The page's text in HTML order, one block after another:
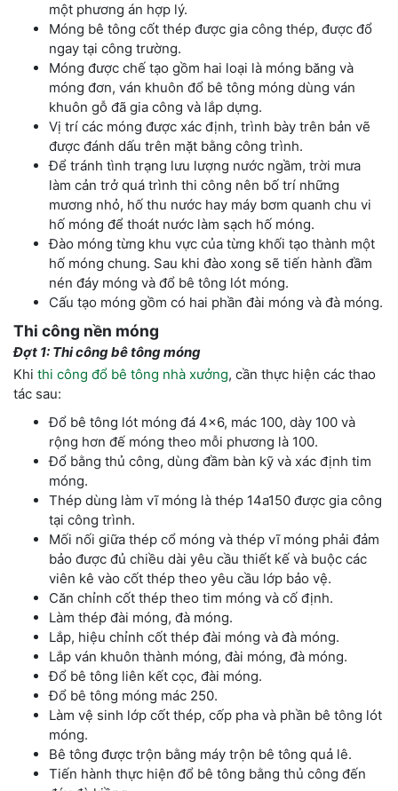
một phương án hợp lý.
Móng bê tông cốt thép được gia công thép, được đổ
ngay tại công trường.
Móng được chế tạo gồm hai loại là móng băng và
móng đơn, ván khuôn đổ bê tông móng dùng ván
khuôn gỗ đã gia công và lắp dựng.
Vị trí các móng được xác định, trình bày trên bản vẽ
được đánh dấu trên mặt bằng công trình.
Để tránh tình trạng lưu lượng nước ngầm, trời mưa
làm cản trở quá trình thi công nên bố trí những
mương nhỏ, hố thu nước hay máy bơm quanh chu vi
hố móng để thoát nước làm sạch hố móng.
Đào móng từng khu vực của từng khối tạo thành một
hố móng chung. Sau khi đào xong sẽ tiến hành đầm
nén đáy móng và đổ bê tông lót móng.
Cấu tạo móng gồm có hai phần đài móng và đà móng.
Thi công nền móng
Đợt 1: Thi công bê tông móng
Khi thi công đổ bê tông nhà xưởng, cần thực hiện các thao
tác sau:
Đổ bê tông lót móng đá 4×6, mác 100, dày 100 và
rộng hơn đế móng theo mỗi phương là 100.
Đổ bằng thủ công, dùng đầm bàn kỹ và xác định tim
móng.
Thép dùng làm vĩ móng là thép 14a150 được gia công
tại công trình.
Mối nối giữa thép cổ móng và thép vĩ móng phải đảm
bảo được đủ chiều dài yêu cầu thiết kế và buộc các
viên kê vào cốt thép theo yêu cầu lớp bảo vệ.
Căn chỉnh cốt thép theo tim móng và cố định.
Làm thép đài móng, đà móng.
Lắp, hiệu chỉnh cốt thép đài móng và đà móng.
Lắp ván khuôn thành móng, đài móng, đà móng.
Đổ bê tông liên kết cọc, đài móng.
Đổ bê tông móng mác 250.
Làm vệ sinh lớp cốt thép, cốp pha và phần bê tông lót
móng.
Bê tông được trộn bằng máy trộn bê tông quả lê.
Tiến hành thực hiện đổ bê tông bằng thủ công đến